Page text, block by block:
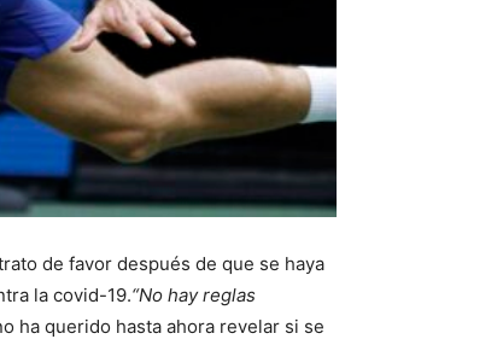
de favor después de que se haya
la covid-19.“No hay reglas
ha querido hasta ahora revelar si se